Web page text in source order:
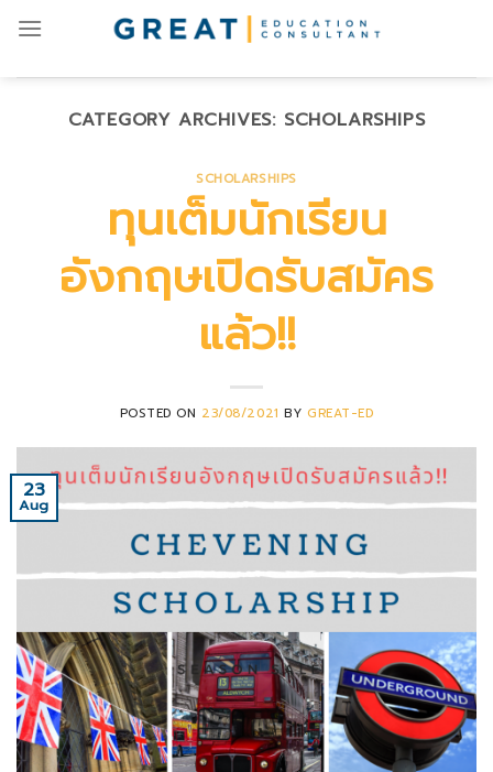
CATEGORY ARCHIVES: SCHOLARSHIPS
SCHOLARSHIPS
ทุนเต็มนักเรียน
อังกฤษเปิดรับสมัคร
แล้ว!!
POSTED ON 23/08/2021 BY GREAT-ED
23
Aug